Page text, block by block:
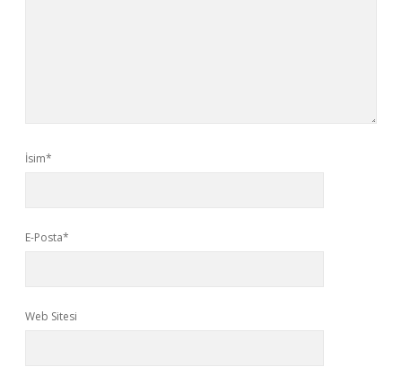
İsim*
E-Posta*
Web Sitesi